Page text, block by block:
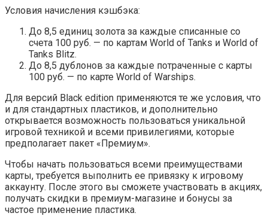
Условия начисления кэшбэка:
До 8,5 единиц золота за каждые списанные со
счета 100 руб. — по картам World of Tanks и World of
Tanks Blitz.
До 8,5 дублонов за каждые потраченные с карты
100 руб. — по карте World of Warships.
Для версий Black edition применяются те же условия, что
и для стандартных пластиков, и дополнительно
открывается возможность пользоваться уникальной
игровой техникой и всеми привилегиями, которые
предполагает пакет «Премиум».
Чтобы начать пользоваться всеми преимуществами
карты, требуется выполнить ее привязку к игровому
аккаунту. После этого вы сможете участвовать в акциях,
получать скидки в премиум-магазине и бонусы за
частое применение пластика.